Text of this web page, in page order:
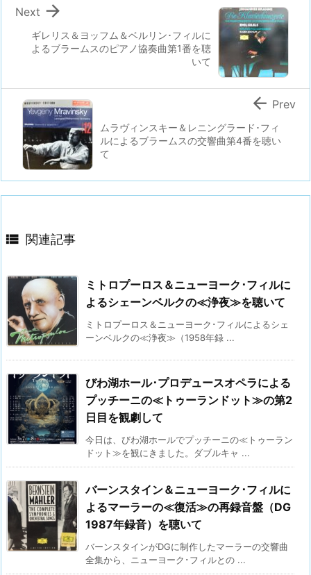
ギレリス＆ヨッフム＆ベルリン･フィルに
よるブラームスのピアノ協奏曲第1番を聴
いて

Next
ムラヴィンスキー＆レニングラード･フィ
ルによるブラームスの交響曲第4番を聴い
て
 Prev
 関連記事
ミトロプーロス＆ニューヨーク･フィルに
よるシェーンベルクの≪浄夜≫を聴いて
ミトロプーロス＆ニューヨーク･フィルによるシェ
ーンベルクの≪浄夜≫（1958年録 ...
びわ湖ホール･プロデュースオペラによる
プッチーニの≪トゥーランドット≫の第2
日目を観劇して
今日は、びわ湖ホールでプッチーニの≪トゥーラン
ドット≫を観にきました。ダブルキャ ...
バーンスタイン＆ニューヨーク･フィルに
よるマーラーの≪復活≫の再録音盤（DG
1987年録音）を聴いて
バーンスタインがDGに制作したマーラーの交響曲
全集から、ニューヨーク･フィルとの ...